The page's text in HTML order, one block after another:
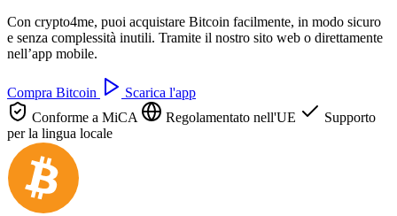
Con crypto4me, puoi acquistare Bitcoin facilmente, in modo sicuro
e senza complessità inutili. Tramite il nostro sito web o direttamente
nell’app mobile.
Compra Bitcoin
Scarica l'app
Conforme a MiCA
Regolamentato nell'UE
Supporto
per la lingua locale